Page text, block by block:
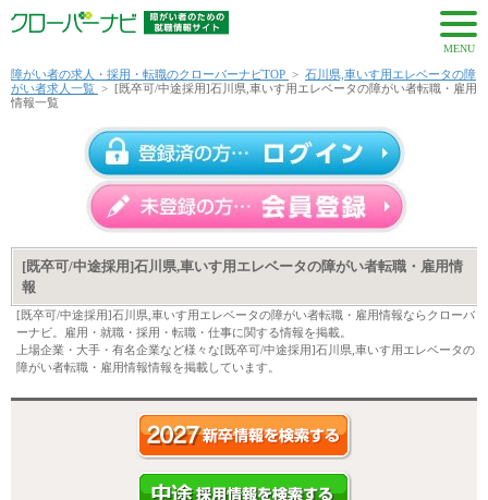
MENU
障がい者の求人・採用・転職のクローバーナビTOP > 石川県,車いす用エレベータの障
がい者求人一覧 > [既卒可/中途採用]石川県,車いす用エレベータの障がい者転職・雇用
情報一覧
[既卒可/中途採用]石川県,車いす用エレベータの障がい者転職・雇用情
報
[既卒可/中途採用]石川県,車いす用エレベータの障がい者転職・雇用情報ならクローバ
ーナビ。雇用・就職・採用・転職・仕事に関する情報を掲載。
上場企業・大手・有名企業など様々な[既卒可/中途採用]石川県,車いす用エレベータの
障がい者転職・雇用情報情報を掲載しています。